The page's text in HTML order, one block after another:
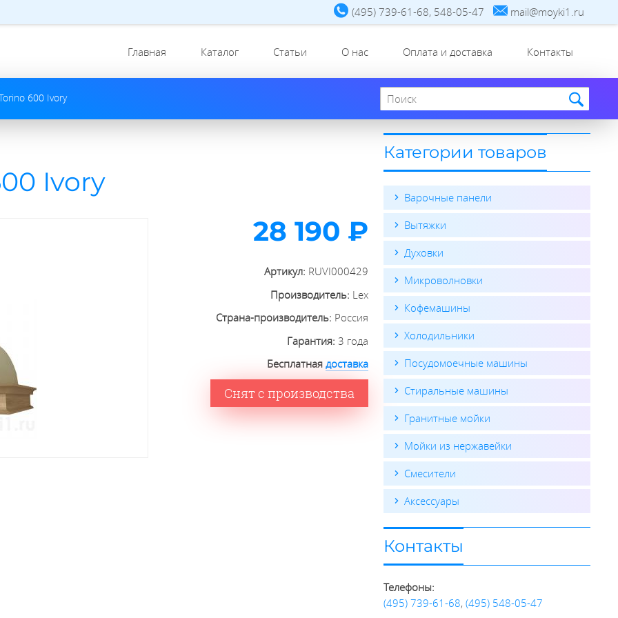
(495) 739-61-68, 548-05-47 mail@moyki1.ru
Главная Каталог Статьи О нас Оплата и доставка Контакты
600 Ivory
Поиск по сайту
Ivory
28 190 ₽
Артикул: RUVI000429
Производитель: Lex
Страна-производитель: Россия
Гарантия:3 года
Бесплатнаядоставка
Снят с производства
Категории товаров
Варочные панели
Вытяжки
Духовки
Микроволновки
Кофемашины
Холодильники
Посудомоечные машины
Стиральные машины
Гранитные мойки
Мойки из нержавейки
Смесители
Аксессуары
Контакты
Телефоны:
(495) 739-61-68, (495) 548-05-47